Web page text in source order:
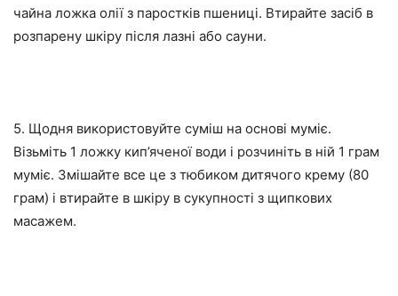
чайна ложка олії з паростків пшениці. Втирайте засіб в
розпарену шкіру після лазні або сауни.
5. Щодня використовуйте суміш на основі муміє.
Візьміть 1 ложку кип’яченої води і розчиніть в ній 1 грам
муміє. Змішайте все це з тюбиком дитячого крему (80
грам) і втирайте в шкіру в сукупності з щипкових
масажем.